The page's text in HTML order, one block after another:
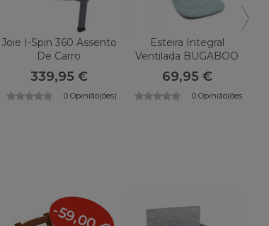
Joie I-Spin 360 Assento
De Carro
339,95 €
0 Opinião(ões)
Esteira Integral
Ventilada BUGABOO
69,95 €
0 Opinião(ões)